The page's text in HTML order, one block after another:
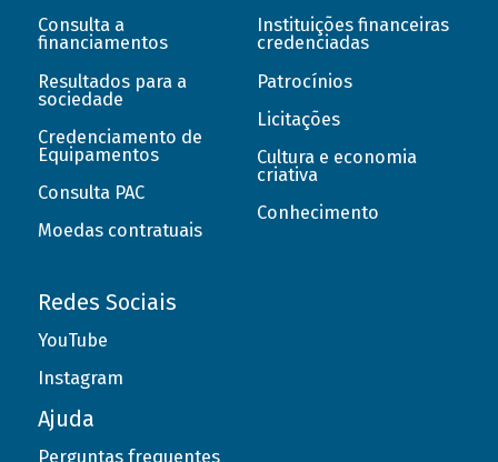
Consulta a
financiamentos
Resultados para a
sociedade
Credenciamento de
Equipamentos
Consulta PAC
Moedas contratuais
Instituições financeiras
credenciadas
Patrocínios
Licitações
Cultura e economia
criativa
Conhecimento
Redes Sociais
YouTube
Instagram
Ajuda
Perguntas frequentes